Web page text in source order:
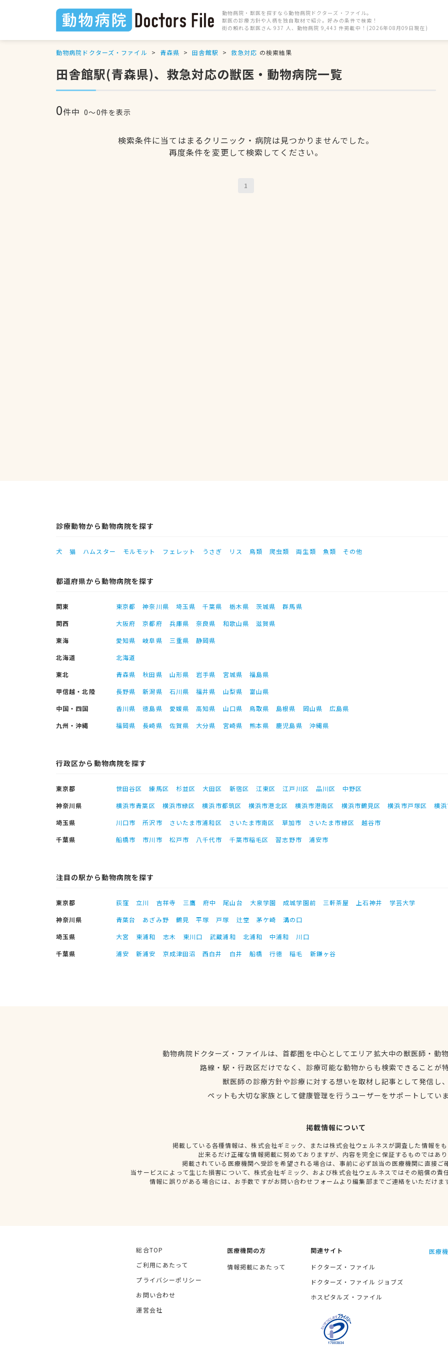
動物病院・獣医を探すなら動物病院ドクターズ・ファイル。
獣医の診療方針や人柄を独自取材で紹介。好みの条件で検索！
街の頼れる獣医さん 937 人、動物病院 9,443 件掲載中！(2026年08月09日現在)
動物病院ドクターズ・ファイル 青森県 田舎館駅 救急対応 の検索結果
田舎館駅(青森県)、救急対応の獣医・動物病院一覧
0件中 0〜0件を表示
検索条件に当てはまるクリニック・病院は見つかりませんでした。
再度条件を変更して検索してください。
1
診療動物から動物病院を探す
犬 猫 ハムスター モルモット フェレット うさぎ リス 鳥類 爬虫類 両生類 魚類 その他
都道府県から動物病院を探す
関東 東京都 神奈川県 埼玉県 千葉県 栃木県 茨城県
群馬県
関西
大阪府 京都府 兵庫県 奈良県 和歌山県
滋賀県
東海
愛知県 岐阜県 三重県
静岡県
北海道
北海道
東北
青森県 秋田県 山形県 岩手県 宮城県
福島県
甲信越・北陸
長野県 新潟県 石川県 福井県 山梨県
富山県
中国・四国
香川県 徳島県 愛媛県 高知県 山口県 鳥取県 島根県 岡山県
広島県
九州・沖縄
福岡県 長崎県 佐賀県 大分県 宮崎県 熊本県 鹿児島県 沖縄県
行政区から動物病院を探す
東京都 世田谷区 練馬区 杉並区 大田区 新宿区 江東区 江戸川区 品川区
中野区
神奈川県
横浜市青葉区 横浜市緑区 横浜市都筑区 横浜市港北区 横浜市港南区 横浜市鶴見区 横浜市戸塚区
横
埼玉県
川口市 所沢市 さいたま市浦和区 さいたま市南区 草加市 さいたま市緑区
越谷市
千葉県
船橋市 市川市 松戸市 八千代市 千葉市稲毛区 習志野市 浦安市
注目の駅から動物病院を探す
東京都 荻窪 立川 吉祥寺 三鷹 府中 尾山台 大泉学園 成城学園前 三軒茶屋 上石神井
学芸大学
神奈川県
青葉台 あざみ野 鶴見 平塚 戸塚 辻堂 茅ケ崎
溝の口
埼玉県
大宮 東浦和 志木 東川口 武蔵浦和 北浦和 中浦和
川口
千葉県
浦安 新浦安 京成津田沼 西白井 白井 船橋 行徳 稲毛 新鎌ヶ谷
動物病院ドクターズ・ファイルは、首都圏を中心としてエリア拡大中の獣医師・動
路線・駅・行政区だけでなく、診療可能な動物からも検索できることが
獣医師の診療方針や診療に対する想いを取材し記事として発信し
ペットも大切な家族として健康管理を行うユーザーをサポートしてい
掲載情報について
掲載している各種情報は、株式会社ギミック、または株式会社ウェルネスが調査した情報を
出来るだけ正確な情報掲載に努めておりますが、内容を完全に保証するものではあ
掲載されている医療機関へ受診を希望される場合は、事前に必ず該当の医療機関に直接ご
当サービスによって生じた損害について、株式会社ギミック、および株式会社ウェルネスではその賠償の責
情報に誤りがある場合には、お手数ですがお問い合わせフォームより編集部までご連絡をいただけま
総合TOP
ご利用にあたって
プライバシーポリシー
お問い合わせ
運営会社
医療機関の方
情報掲載にあたって
関連サイト
ドクターズ・ファイル
ドクターズ・ファイル ジョブズ
ホスピタルズ・ファイル
医療